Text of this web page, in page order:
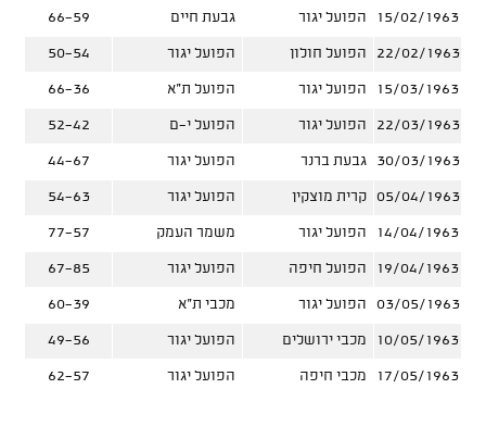
15/02/1963 הפועל יגור גבעת חיים 66-59
22/02/1963 הפועל חולון הפועל יגור 50-54
15/03/1963 הפועל יגור הפועל ת"א 66-36
22/03/1963 הפועל יגור הפועל י-ם 52-42
30/03/1963 גבעת ברנר הפועל יגור 44-67
05/04/1963 קרית מוצקין הפועל יגור 54-63
14/04/1963 הפועל יגור משמר העמק 77-57
19/04/1963 הפועל חיפה הפועל יגור 67-85
03/05/1963 הפועל יגור מכבי ת"א 60-39
10/05/1963 מכבי ירושלים הפועל יגור 49-56
17/05/1963 מכבי חיפה הפועל יגור 62-57